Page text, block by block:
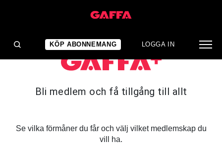
KÖP ABONNEMANG LOGGA IN
Bli medlem och få tillgång till allt
Se vilka förmåner du får och välj vilket medlemskap du
vill ha.